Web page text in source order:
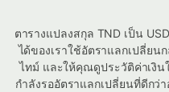
ตารางแปลงสกุล TND เป็น
ได้ของเราใช้อัตราแลกเปลี่ย
ไทม์ และให้คุณดูประวัติค่าเงิ
กำลังรออัตราแลกเปลี่ยนที่ดีกว่